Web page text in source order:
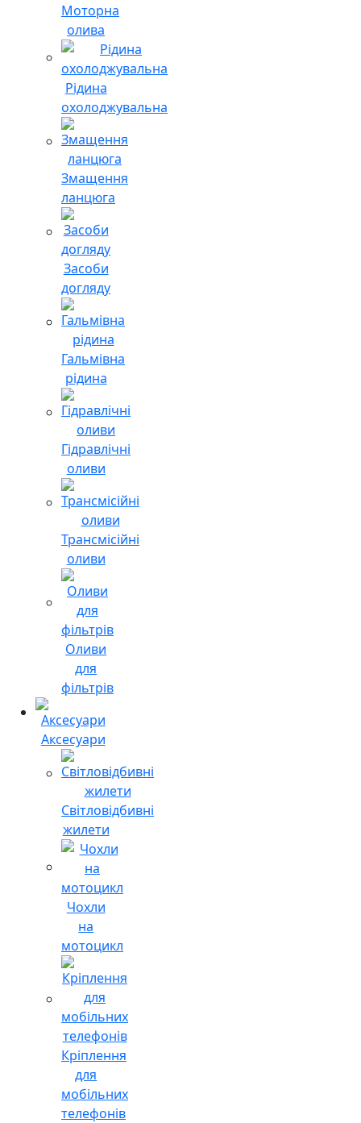
Моторна
олива
Рідина
охолоджувальна
Змащення
ланцюга
Засоби
догляду
Гальмівна
рідина
Гідравлічні
оливи
Трансмісійні
оливи
Оливи
для
фільтрів
Аксесуари
Світловідбивні
жилети
Чохли
на
мотоцикл
Кріплення
для
мобільних
телефонів